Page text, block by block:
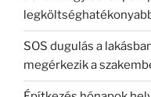
SOS dugulás a
megérkezik a